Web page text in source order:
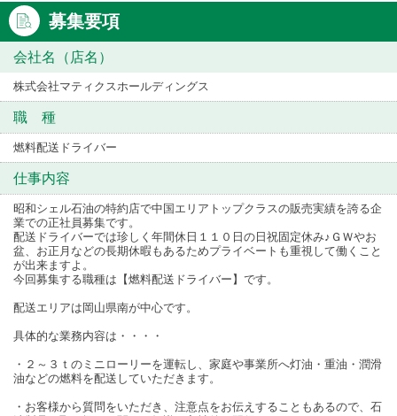
募集要項
会社名（店名）
株式会社マティクスホールディングス
職 種
燃料配送ドライバー
仕事内容
昭和シェル石油の特約店で中国エリアトップクラスの販売実績を誇る企
業での正社員募集です。
配送ドライバーでは珍しく年間休日１１０日の日祝固定休み♪ＧＷやお
盆、お正月などの長期休暇もあるためプライベートも重視して働くこと
が出来ますよ。
今回募集する職種は【燃料配送ドライバー】です。
配送エリアは岡山県南が中心です。
具体的な業務内容は・・・・
・２～３ｔのミニローリーを運転し、家庭や事業所へ灯油・重油・潤滑
油などの燃料を配送していただきます。
・お客様から質問をいただき、注意点をお伝えすることもあるので、石